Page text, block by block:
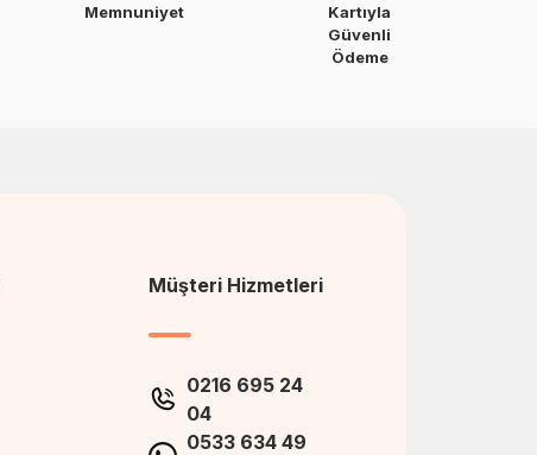
Memnuniyet
Kartıyla
Güvenli
Ödeme
Müşteri Hizmetleri
0216 695 24
04
0533 634 49